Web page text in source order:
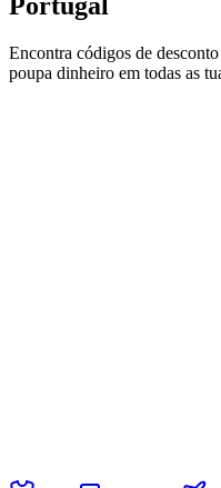
Encontra códigos de
poupa dinheiro em todas as